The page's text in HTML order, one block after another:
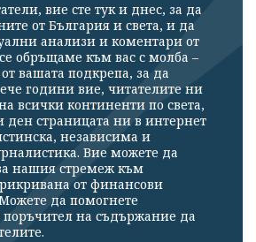
вие сте тук и днес, за да
от България и света, и да
анализи и коментари от
обръщаме към вас с молба –
вашата подкрепа, за да
години вие, читателите ни
всички континенти по света,
ден страницата ни в интернет
независима и
Вие можете да
нашия стремеж към
от финансови
да помогнете
поръчител на съдържание да